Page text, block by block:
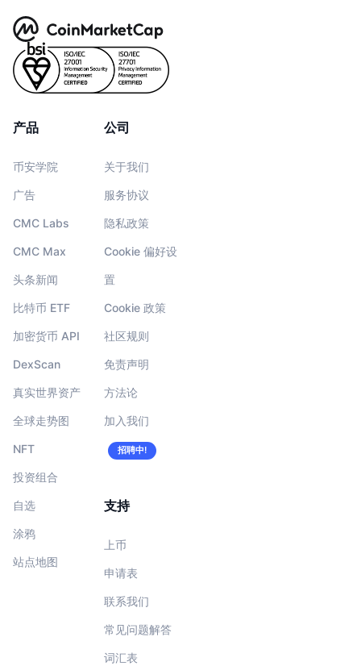
产品
币安学院
广告
CMC Labs
CMC Max
头条新闻
比特币 ETF
加密货币 API
DexScan
真实世界资产
全球走势图
NFT
投资组合
自选
涂鸦
站点地图
公司
关于我们
服务协议
隐私政策
Cookie 偏好设
置
Cookie 政策
社区规则
免责声明
方法论
加入我们
招聘中!
支持
上币
申请表
联系我们
常见问题解答
词汇表